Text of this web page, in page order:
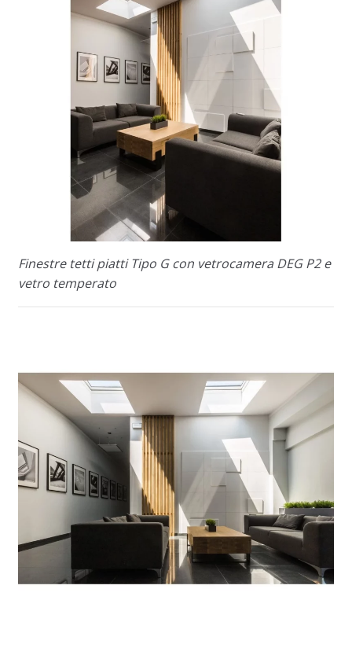
Finestre tetti piatti Tipo G con vetrocamera DEG P2 e
vetro temperato